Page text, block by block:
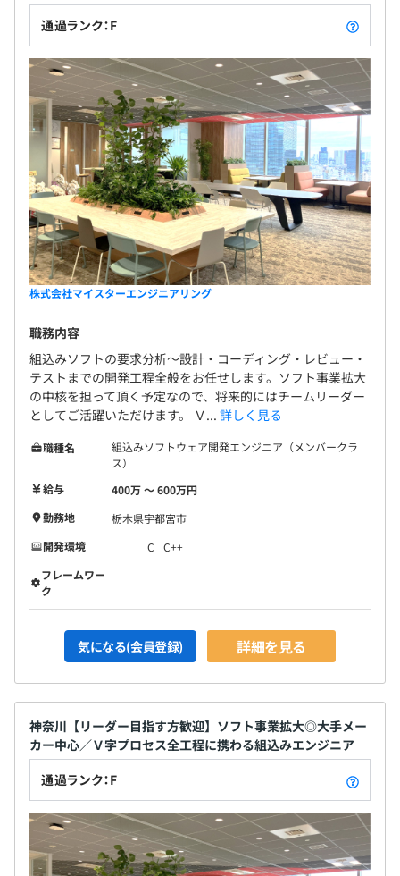
通過ランク：F
株式会社マイスターエンジニアリング
職務内容
組込みソフトの要求分析～設計・コーディング・レビュー・
テストまでの開発工程全般をお任せします。ソフト事業拡大
の中核を担って頂く予定なので、将来的にはチームリーダー
としてご活躍いただけます。 Ｖ... 詳しく見る
職種名
組込みソフトウェア開発エンジニア（メンバークラ
ス）
給与
400万 〜 600万円
勤務地
栃木県宇都宮市
開発環境
C
C++
フレームワー
ク
気になる(会員登録) 詳細を見る
神奈川【リーダー目指す方歓迎】ソフト事業拡大◎大手メー
カー中心／Ｖ字プロセス全工程に携わる組込みエンジニア
通過ランク：F